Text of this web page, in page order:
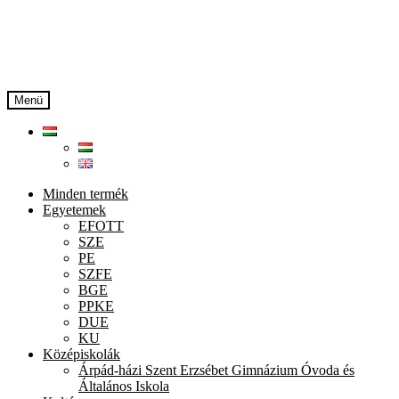
Menü
Minden termék
Egyetemek
EFOTT
SZE
PE
SZFE
BGE
PPKE
DUE
KU
Középiskolák
Árpád-házi Szent Erzsébet Gimnázium Óvoda és
Általános Iskola